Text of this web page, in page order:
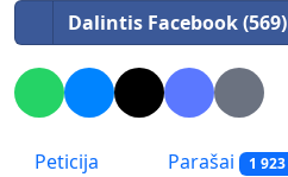
Dalintis Facebook (569)
Peticija Parašai 1 923